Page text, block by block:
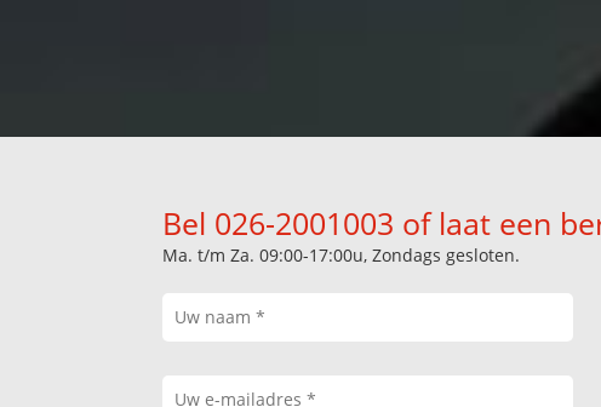
Bel 026-2001003 of laat een
Ma. t/m Za. 09:00-17:00u, Zondags gesloten.